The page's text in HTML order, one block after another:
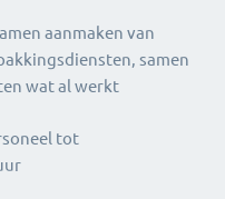
aanmaken van
samen
wat al werkt
tot